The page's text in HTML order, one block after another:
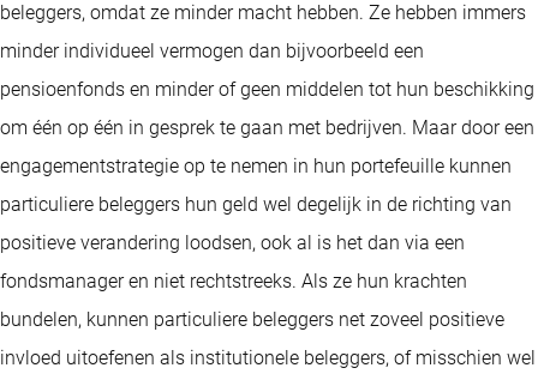
beleggers, omdat ze minder macht hebben. Ze hebben immers
minder individueel vermogen dan bijvoorbeeld een
pensioenfonds en minder of geen middelen tot hun beschikking
om één op één in gesprek te gaan met bedrijven. Maar door een
engagementstrategie op te nemen in hun portefeuille kunnen
particuliere beleggers hun geld wel degelijk in de richting van
positieve verandering loodsen, ook al is het dan via een
fondsmanager en niet rechtstreeks. Als ze hun krachten
bundelen, kunnen particuliere beleggers net zoveel positieve
invloed uitoefenen als institutionele beleggers, of misschien wel